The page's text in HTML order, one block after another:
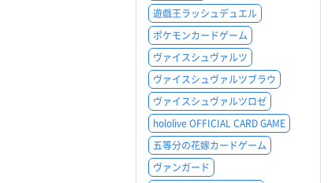
遊戯王ラッシュデュエル
ポケモンカードゲーム
ヴァイスシュヴァルツ
ヴァイスシュヴァルツブラウ
ヴァイスシュヴァルツロゼ
hololive OFFICIAL CARD GAME
五等分の花嫁カードゲーム
ヴァンガード